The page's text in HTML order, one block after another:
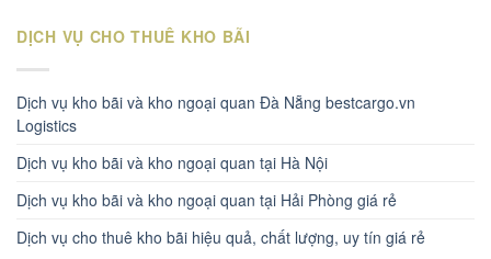
DỊCH VỤ CHO THUÊ KHO BÃI
Dịch vụ kho bãi và kho ngoại quan Đà Nẵng bestcargo.vn
Logistics
Dịch vụ kho bãi và kho ngoại quan tại Hà Nội
Dịch vụ kho bãi và kho ngoại quan tại Hải Phòng giá rẻ
Dịch vụ cho thuê kho bãi hiệu quả, chất lượng, uy tín giá rẻ